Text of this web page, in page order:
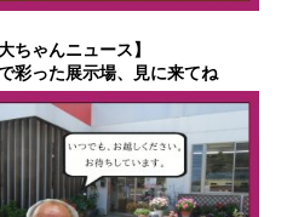
大ちゃんニュース】
彩った展示場、見に来てね